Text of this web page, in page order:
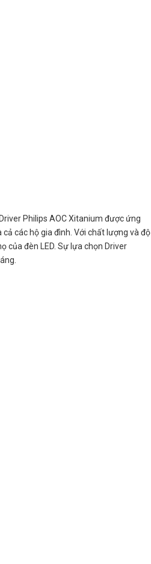
Philips AOC Xitanium được ứng
các hộ gia đình. Với chất lượng và độ
của đèn LED. Sự lựa chọn Driver